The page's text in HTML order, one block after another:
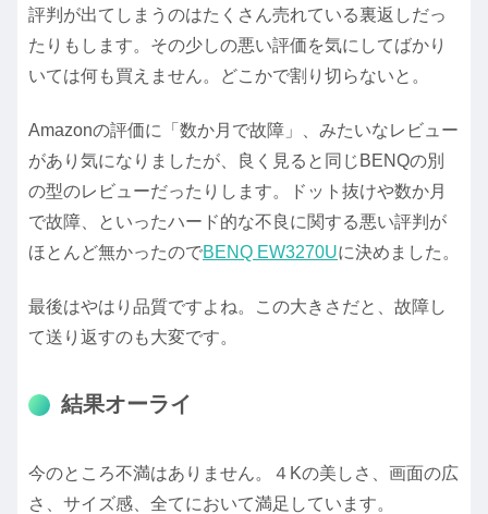
評判が出てしまうのはたくさん売れている裏返しだっ
たりもします。その少しの悪い評価を気にしてばかり
いては何も買えません。どこかで割り切らないと。
Amazonの評価に「数か月で故障」、みたいなレビュー
があり気になりましたが、良く見ると同じBENQの別
の型のレビューだったりします。ドット抜けや数か月
で故障、といったハード的な不良に関する悪い評判が
ほとんど無かったのでBENQ EW3270Uに決めました。
最後はやはり品質ですよね。この大きさだと、故障し
て送り返すのも大変です。
結果オーライ
今のところ不満はありません。４Kの美しさ、画面の広
さ、サイズ感、全てにおいて満足しています。